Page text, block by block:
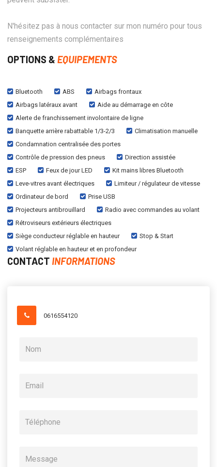
N'hésitez pas à nous contacter sur mon numéro pour tous
renseignements complémentaires
OPTIONS & EQUIPEMENTS
Bluetooth ABS
Airbags frontaux
Airbags latéraux avant
Aide au démarrage en côte
Alerte de franchissement involontaire de ligne
Banquette arrière rabattable 1/3-2/3
Climatisation manuelle
Condamnation centralisée des portes
Contrôle de pression des pneus
Direction assistée
ESP
Feux de jour LED
Kit mains libres Bluetooth
Leve-vitres avant électriques
Limiteur / régulateur de vitesse
Ordinateur de bord
Prise USB
Projecteurs antibrouillard
Radio avec commandes au volant
Rétroviseurs extérieurs électriques
Siège conducteur réglable en hauteur
Stop & Start
Volant réglable en hauteur et en profondeur
CONTACT INFORMATIONS
0616554120